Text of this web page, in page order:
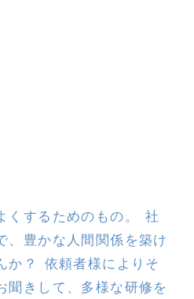
くするためのもの。 社
、豊かな人間関係を築け
か？ 依頼者様によりそ
聞きして、多様な研修を